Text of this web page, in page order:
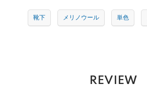
靴下 メリノウール 単色
REVIEW